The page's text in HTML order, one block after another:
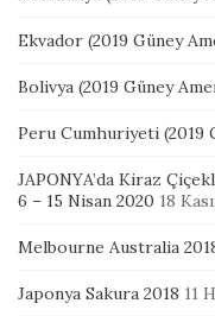
Ekvador (2019 Güney
Bolivya (2019 Güney
Peru Cumhuriyeti (2019
JAPONYA’da Kiraz
6 – 15 Nisan 2020 18
Melbourne Australia
Japonya Sakura 2018 11